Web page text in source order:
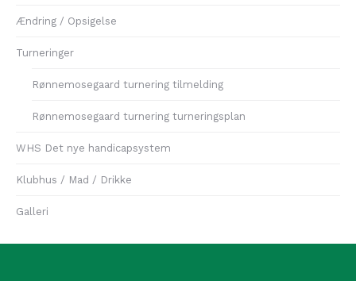
Ændring / Opsigelse
Turneringer
Rønnemosegaard turnering tilmelding
Rønnemosegaard turnering turneringsplan
WHS Det nye handicapsystem
Klubhus / Mad / Drikke
Galleri